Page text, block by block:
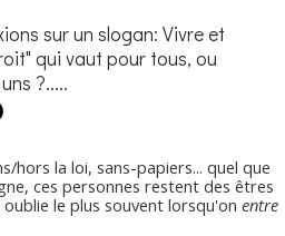
sur un slogan: Vivre et
qui vaut pour tous, ou
?.....
la loi, sans-papiers... quel que
ces personnes restent des êtres
le plus souvent lorsqu'on entre